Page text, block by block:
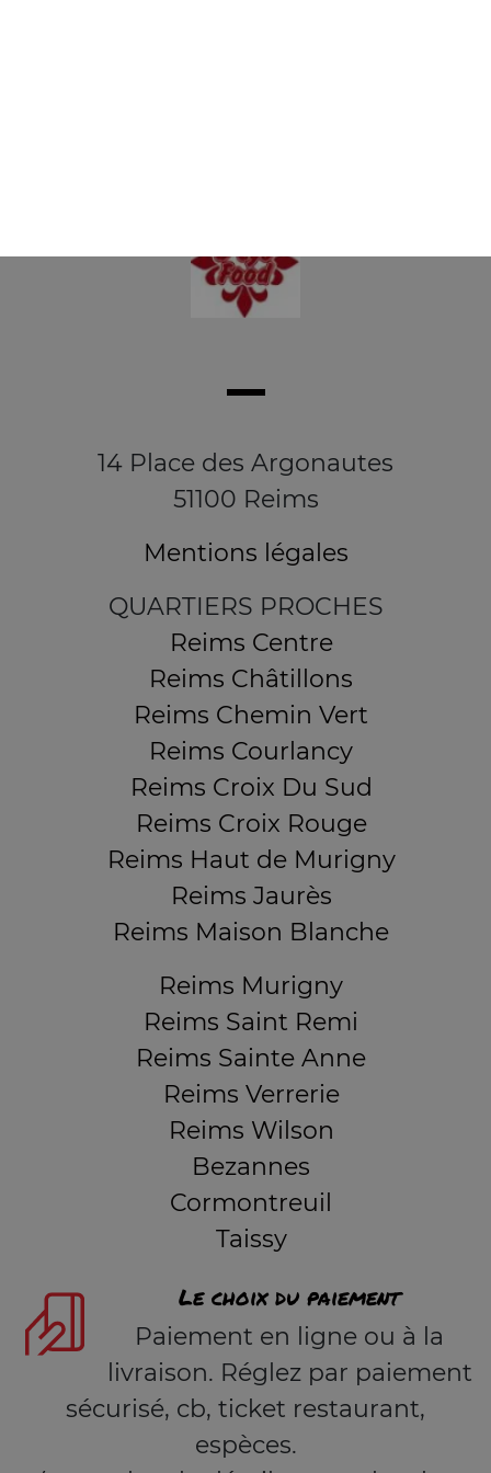
14 Place des Argonautes
51100 Reims
Mentions légales
QUARTIERS PROCHES
Reims Centre
Reims Châtillons
Reims Chemin Vert
Reims Courlancy
Reims Croix Du Sud
Reims Croix Rouge
Reims Haut de Murigny
Reims Jaurès
Reims Maison Blanche
Reims Murigny
Reims Saint Remi
Reims Sainte Anne
Reims Verrerie
Reims Wilson
Bezannes
Cormontreuil
Taissy
Le choix du paiement
Paiement en ligne ou à la
livraison. Réglez par paiement
sécurisé, cb, ticket restaurant,
espèces.